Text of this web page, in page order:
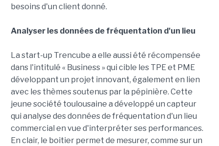
besoins d'un client donné.
Analyser les données de fréquentation d'un lieu
La start-up Trencube a elle aussi été récompensée
dans l'intitulé « Business » qui cible les TPE et PME
développant un projet innovant, également en lien
avec les thèmes soutenus par la pépinière. Cette
jeune société toulousaine a développé un capteur
qui analyse des données de fréquentation d'un lieu
commercial en vue d'interpréter ses performances.
En clair, le boitier permet de mesurer, comme sur un